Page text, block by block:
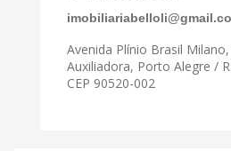
Avenida Plínio Brasil
Auxiliadora, Porto Alegre /
CEP 90520-002